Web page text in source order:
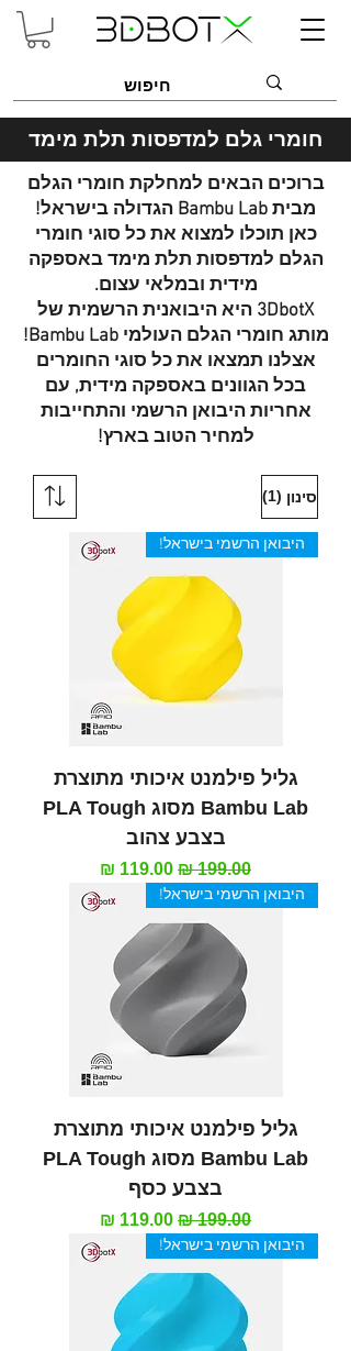
חומרי גלם למדפסות תלת מימד
ברוכים הבאים למחלקת חומרי הגלם
מבית Bambu Lab הגדולה בישראל!
כאן תוכלו למצוא את כל סוגי חומרי
הגלם למדפסות תלת מימד באספקה
מידית ובמלאי עצום.
3DbotX היא היבואנית הרשמית של
מותג חומרי הגלם העולמי Bambu Lab!
אצלנו תמצאו את כל סוגי החומרים
בכל הגוונים באספקה מידית, עם
אחריות היבואן הרשמי והתחייבות
למחיר הטוב בארץ!
סינון (1)
היבואן הרשמי בישראל!
גליל פילמנט איכותי מתוצרת
Bambu Lab מסוג PLA Tough
בצבע צהוב
מחיר רגיל מחיר מבצע
היבואן הרשמי בישראל!
גליל פילמנט איכותי מתוצרת
Bambu Lab מסוג PLA Tough
בצבע כסף
מחיר רגיל מחיר מבצע
היבואן הרשמי בישראל!